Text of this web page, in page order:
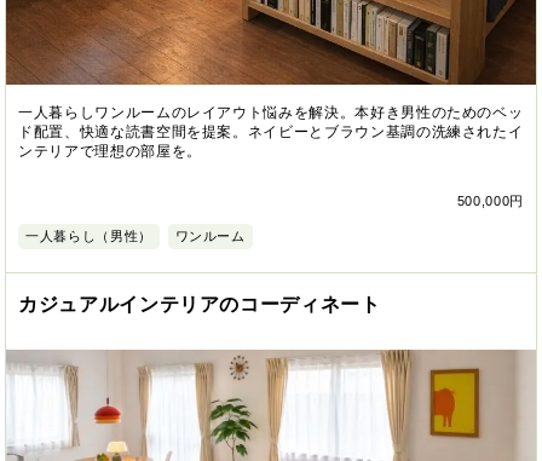
一人暮らしワンルームのレイアウト悩みを解決。本好き男性のためのベッ
ド配置、快適な読書空間を提案。ネイビーとブラウン基調の洗練されたイ
ンテリアで理想の部屋を。
500,000円
一人暮らし（男性） ワンルーム
カジュアルインテリアのコーディネート